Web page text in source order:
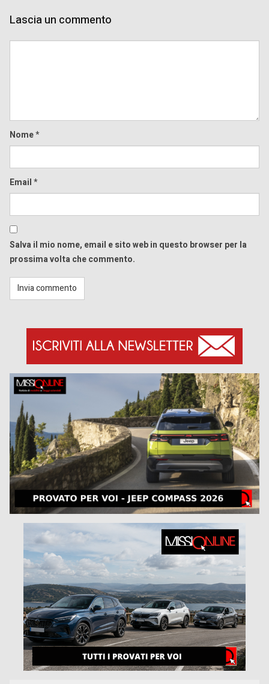
Lascia un commento
Nome*
Email*
Salva il mio nome, email e sito web in questo browser per la
prossima volta che commento.